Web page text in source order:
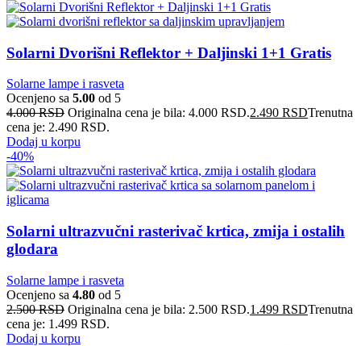
Solarni Dvorišni Reflektor + Daljinski 1+1 Gratis
Solarne lampe i rasveta
Ocenjeno sa 5.00 od 5
4.000RSD Originalna cena je bila: 4.000 RSD.2.490 RSDTrenutna
cena je: 2.490 RSD.
Dodaj u korpu
-40%
Solarni ultrazvučni rasterivač krtica, zmija i ostalih
glodara
Solarne lampe i rasveta
Ocenjeno sa 4.80 od 5
2.500RSD Originalna cena je bila: 2.500 RSD.1.499 RSDTrenutna
cena je: 1.499 RSD.
Dodaj u korpu